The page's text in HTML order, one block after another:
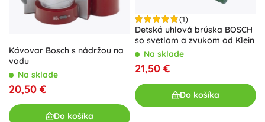
Kávovar Bosch s nádržou na
vodu
Na sklade
20,50 €
Do košíka
(1)
Detská uhlová brúska BOSCH
so svetlom a zvukom od Klein
Na sklade
21,50 €
Do košíka